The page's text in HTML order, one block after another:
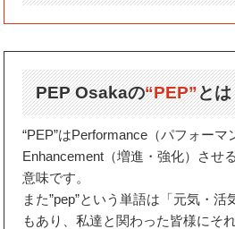
PEP Osakaの“PEP”と
“PEP”はPerformance（パフォーマ
Enhancement（増進・強化）させ
意味です。
また”pep”という単語は「元気・
もあり、私達と関わった皆様にそ